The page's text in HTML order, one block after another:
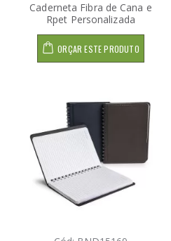
Caderneta Fibra de Cana e
Rpet Personalizada
ORÇAR ESTE PRODUTO